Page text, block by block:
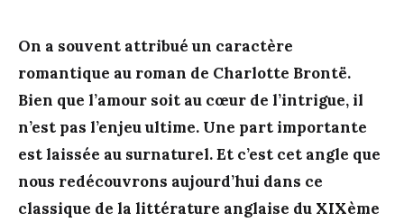
On a souvent attribué un caractère
romantique au roman de Charlotte Brontë.
Bien que l’amour soit au cœur de l’intrigue, il
n’est pas l’enjeu ultime. Une part importante
est laissée au surnaturel. Et c’est cet angle que
nous redécouvrons aujourd’hui dans ce
classique de la littérature anglaise du XIXème